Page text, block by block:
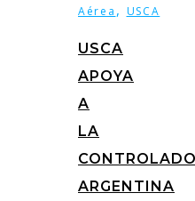
Aérea , USCA
USCA
APOYA
A
LA
ARGENTINA